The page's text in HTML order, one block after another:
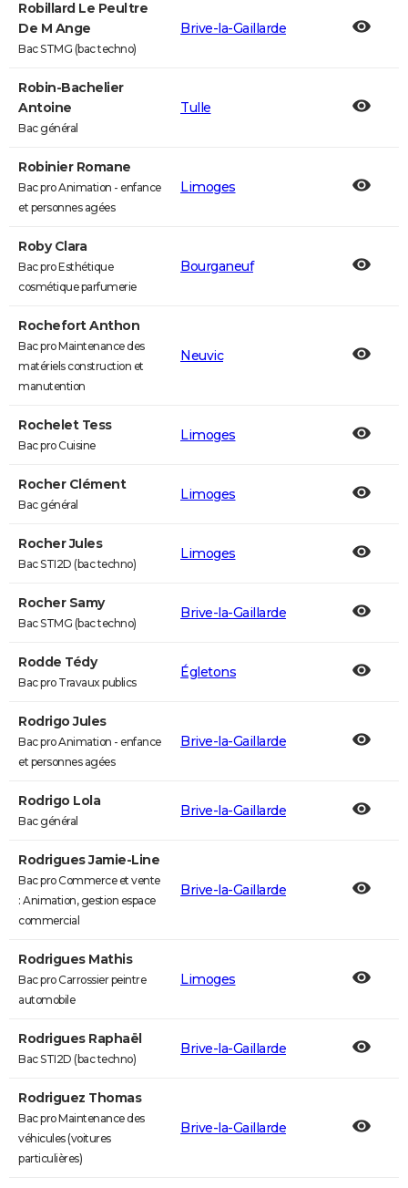
Robillard Le Peultre
De M Ange
Bac STMG (bac techno)
Brive-la-Gaillarde
Robin-Bachelier
Antoine
Bac général
Tulle
Robinier Romane
Bac pro Animation - enfance
et personnes agées
Limoges
Roby Clara
Bac pro Esthétique
cosmétique parfumerie
Bourganeuf
Rochefort Anthon
Bac pro Maintenance des
matériels construction et
manutention
Neuvic
Rochelet Tess
Bac pro Cuisine
Limoges
Rocher Clément
Bac général
Limoges
Rocher Jules
Bac STI2D (bac techno)
Limoges
Rocher Samy
Bac STMG (bac techno)
Brive-la-Gaillarde
Rodde Tédy
Bac pro Travaux publics
Égletons
Rodrigo Jules
Bac pro Animation - enfance
et personnes agées
Brive-la-Gaillarde
Rodrigo Lola
Bac général
Brive-la-Gaillarde
Rodrigues Jamie-Line
Bac pro Commerce et vente
: Animation, gestion espace
commercial
Brive-la-Gaillarde
Rodrigues Mathis
Bac pro Carrossier peintre
automobile
Limoges
Rodrigues Raphaël
Bac STI2D (bac techno)
Brive-la-Gaillarde
Rodriguez Thomas
Bac pro Maintenance des
véhicules (voitures
particulières)
Brive-la-Gaillarde